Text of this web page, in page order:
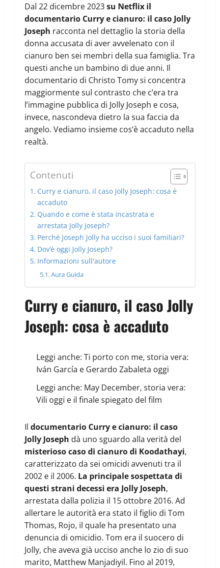
Dal 22 dicembre 2023su Netflix il
documentario Curry e cianuro: il caso Jolly
Joseph racconta nel dettaglio la storia della
donna accusata di aver avvelenato con il
cianuro ben sei membri della sua famiglia. Tra
questi anche un bambino di due anni. Il
documentario di Christo Tomy si concentra
maggiormente sul contrasto che c’era tra
l’immagine pubblica di Jolly Joseph e cosa,
invece, nascondeva dietro la sua faccia da
angelo. Vediamo insieme cos’è accaduto nella
realtà.
Contenuti
Curry e cianuro, il caso Jolly Joseph: cosa è
accaduto
Quando e come è stata incastrata e
arrestata Jolly Joseph?
Perché Joseph Jolly ha ucciso i suoi familiari?
Dov’è oggi Jolly Joseph?
Informazioni sull'autore
Aura Guida
Curry e cianuro, il caso Jolly
Joseph: cosa è accaduto
Leggi anche: Ti porto con me, storia vera:
Iván García e Gerardo Zabaleta oggi
Leggi anche: May December, storia vera:
Vili oggi e il finale spiegato del film
Il documentario Curry e cianuro: il caso
Jolly Joseph dà uno sguardo alla verità del
misterioso caso di cianuro di Koodathayi,
caratterizzato da sei omicidi avvenuti tra il
2002 e il 2006. La principale sospettata di
questi strani decessi era Jolly Joseph,
arrestata dalla polizia il 15 ottobre 2016. Ad
allertare le autorità era stato il figlio di Tom
Thomas, Rojo, il quale ha presentato una
denuncia di omicidio. Tom era il suocero di
Jolly, che aveva già ucciso anche lo zio di suo
marito, Matthew Manjadiyil. Fino al 2019,